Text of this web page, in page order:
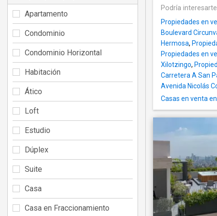
Podría
Propiedades en
Boulevard
Hermosa,
Propiedades en
Xilotzingo,
Carretera A San
Avenida Nicolás
Casas en venta
Apartamento
Condominio
Condominio Horizontal
Habitación
Ático
Loft
Estudio
Dúplex
Suite
Casa
Casa en Fraccionamiento